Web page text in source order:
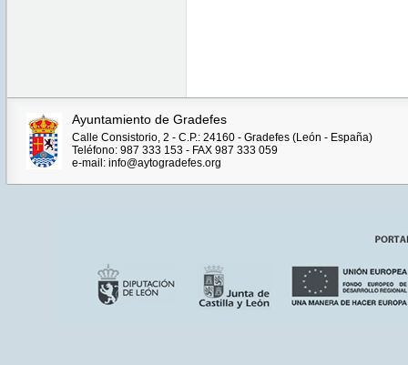
Ayuntamiento de Gradefes
Calle Consistorio, 2 - C.P.: 24160 - Gradefes (León - España)
Teléfono: 987 333 153 - FAX 987 333 059
e-mail: info@aytogradefes.org